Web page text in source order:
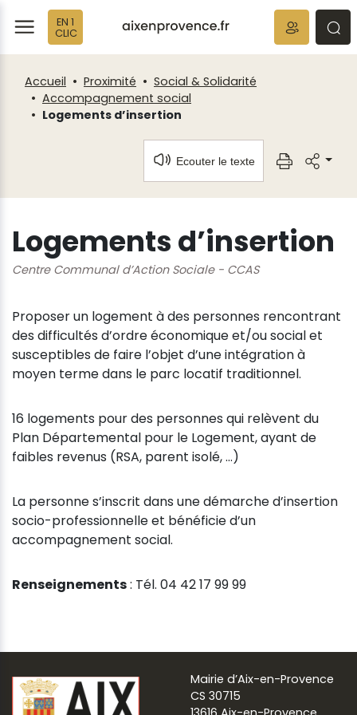
EN 1
CLIC
Accueil Proximité
Social & Solidarité
Accompagnement social
Logements d’insertion
Ecouter le texte
Logements d’insertion
Centre Communal d’Action Sociale - CCAS
Proposer un logement à des personnes rencontrant
des difficultés d’ordre économique et/ou social et
susceptibles de faire l’objet d’une intégration à
moyen terme dans le parc locatif traditionnel.
16 logements pour des personnes qui relèvent du
Plan Départemental pour le Logement, ayant de
faibles revenus (RSA, parent isolé, …)
La personne s’inscrit dans une démarche d’insertion
socio-professionnelle et bénéficie d’un
accompagnement social.
Renseignements: Tél. 04 42 17 99 99
Mairie d’Aix-en-Provence
CS 30715
Fenêtre
de
chat
Panneau de gestion des cookies